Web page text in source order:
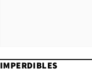
IMPERDIBLES